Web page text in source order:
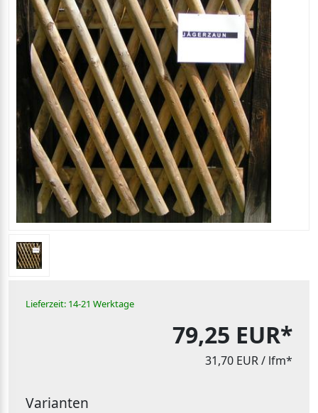
Lieferzeit: 14-21 Werktage
79,25 EUR*
31,70 EUR/ lfm*
Varianten